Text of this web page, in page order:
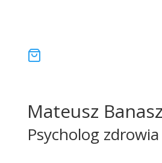
Mateusz
Psycholog zdrowia